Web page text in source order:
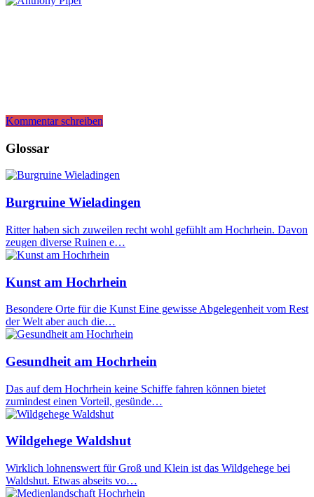
Kommentar schreiben
Glossar
Burgruine Wieladingen
Ritter haben sich zuweilen recht wohl gefühlt am Hochrhein. Davon
zeugen diverse Ruinen e…
Kunst am Hochrhein
Besondere Orte für die Kunst Eine gewisse Abgelegenheit vom Rest
der Welt aber auch die…
Gesundheit am Hochrhein
Das auf dem Hochrhein keine Schiffe fahren können bietet
zumindest einen Vorteil, gesünde…
Wildgehege Waldshut
Wirklich lohnenswert für Groß und Klein ist das Wildgehege bei
Waldshut. Etwas abseits vo…